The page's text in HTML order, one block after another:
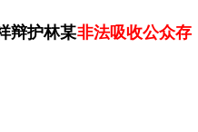
辩护林某非法吸收公众存